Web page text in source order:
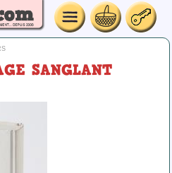
SANGLANT